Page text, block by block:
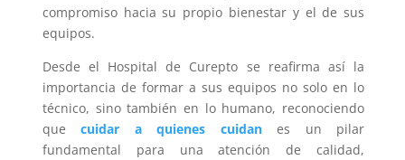
compromiso hacia su propio bienestar y el de sus
equipos.
Desde el Hospital de Curepto se reafirma así la
importancia de formar a sus equipos no solo en lo
técnico, sino también en lo humano, reconociendo
quecuidar a quienes cuidanes un pilar
fundamental para una atención de calidad,